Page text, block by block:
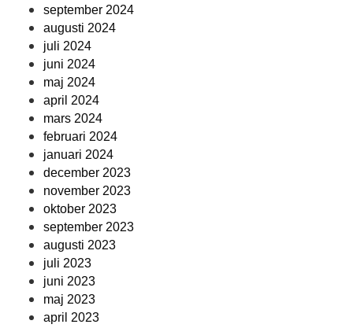
september 2024
augusti 2024
juli 2024
juni 2024
maj 2024
april 2024
mars 2024
februari 2024
januari 2024
december 2023
november 2023
oktober 2023
september 2023
augusti 2023
juli 2023
juni 2023
maj 2023
april 2023